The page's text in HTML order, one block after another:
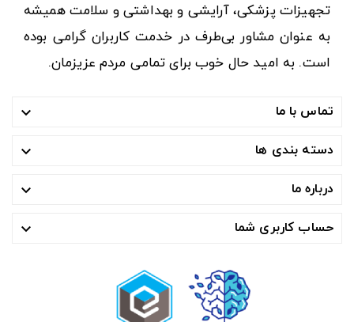
تجهیزات پزشکی، آرایشی و بهداشتی و سلامت همیشه
به عنوان مشاور بی‌طرف در خدمت کاربران گرامی بوده
است. به امید حال خوب برای تمامی مردم عزیزمان.
تماس با ما 
دسته بندی ها 
درباره ما 
حساب کاربری شما 